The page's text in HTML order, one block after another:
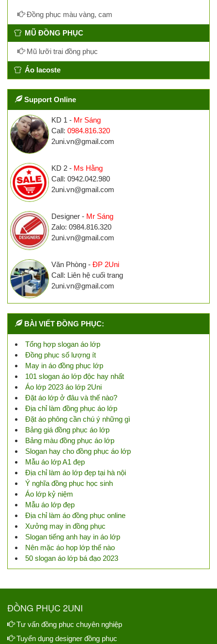
Đồng phục màu vàng, cam
MŨ ĐỒNG PHỤC
Mũ lưỡi trai đồng phục
Áo lacoste
Support Online
KD 1 - Mr Sáng
Call: 0984.816.320
2uni.vn@gmail.com
KD 2 - Ms Hằng
Call: 0942.042.980
2uni.vn@gmail.com
Designer - Mr Sáng
Zalo: 0984.816.320
2uni.vn@gmail.com
Văn Phòng - ĐP 2Uni
Call: Liên hệ cuối trang
2uni.vn@gmail.com
BÀI VIẾT ĐỒNG PHỤC:
Tổng hợp slogan áo lớp
Đồng phục số lượng ít
May in áo đồng phục lớp
101 slogan áo lớp độc hay nhất
Áo lớp 2023 áo lớp 2Uni
Đặt áo lớp ở đâu và thế nào?
Địa chỉ làm đồng phục áo lớp
Đặt áo phông cần chú ý những gì
Bảng giá đồng phục áo lớp
Bảng màu đồng phục áo lớp
Slogan hay cho đồng phục áo lớp
Mẫu áo lớp A1 đẹp
Địa chỉ làm áo lớp đẹp tại hà nội
Ý nghĩa đồng phục học sinh
Áo lớp kỷ niệm
Mẫu áo lớp đẹp
Địa chỉ làm áo đồng phục online
Xưởng may in đồng phục
Slogan tiếng anh hay in áo lớp
Nên mặc áo họp lớp thế nào
50 slogan áo lớp bá đạo 2023
ĐỒNG PHỤC 2UNI
Tư vấn đồng phục chuyên nghiệp
Tuyển dụng designer đồng phục